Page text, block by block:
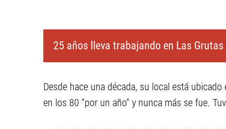
25 años lleva trabajando en Las Grutas
Desde hace una década, su local está
en los 80 “por un año” y nunca más se fue.